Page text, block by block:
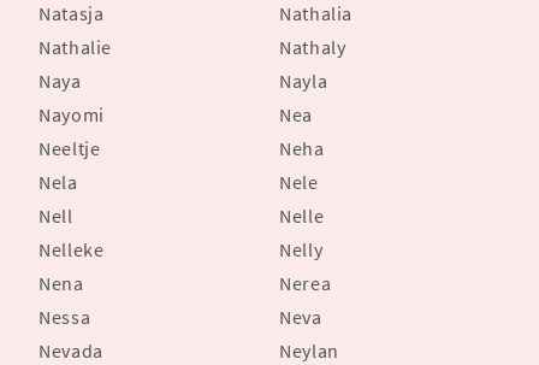
Natasja
Nathalia
Nathalie
Nathaly
Naya
Nayla
Nayomi
Nea
Neeltje
Neha
Nela
Nele
Nell
Nelle
Nelleke
Nelly
Nena
Nerea
Nessa
Neva
Nevada
Neylan